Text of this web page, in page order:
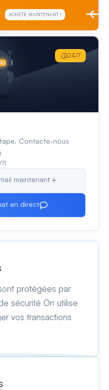
ACHÈTE MAINTENANT !
Contacte-nous
7!
maintenant
en direct
24/7
protégées par
sécurité On utilise
vos transactions